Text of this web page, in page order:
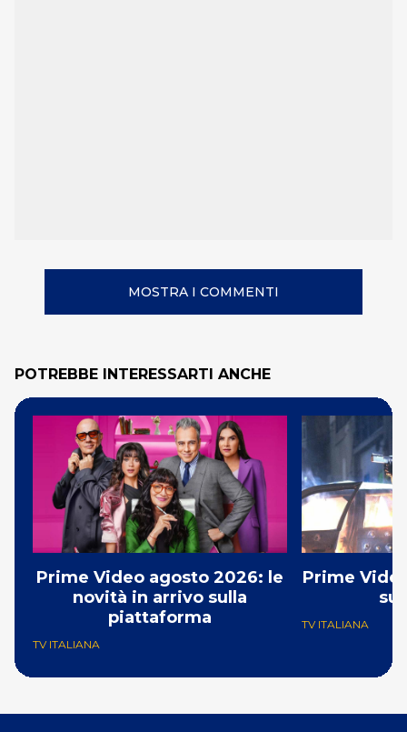
MOSTRA I COMMENTI
POTREBBE INTERESSARTI ANCHE
Prime Video agosto 2026: le
novità in arrivo sulla
piattaforma
TV ITALIANA
Prime
su
TV ITALIANA